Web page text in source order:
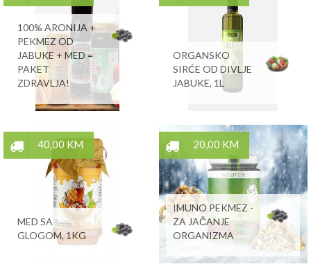
100% ARONIJA +
PEKMEZ OD
JABUKE + MED =
PAKET
ZDRAVLJA!
ORGANSKO
SIRĆE OD DIVLJE
JABUKE, 1L
40,00 KM
MED SA
GLOGOM, 1KG
20,00 KM
IMUNO PEKMEZ -
ZA JAČANJE
ORGANIZMA